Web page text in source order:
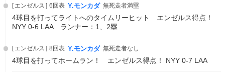
エンゼルス 6回表 Y.モンカダ 無死走者満塁
4球目を打ってライトへのタイムリーヒット エンゼルス得点！
NYY 0-6 LAA ランナー：1、2塁
エンゼルス 8回表 Y.モンカダ 無死走者なし
4球目を打ってホームラン！ エンゼルス得点！ NYY 0-7 LAA